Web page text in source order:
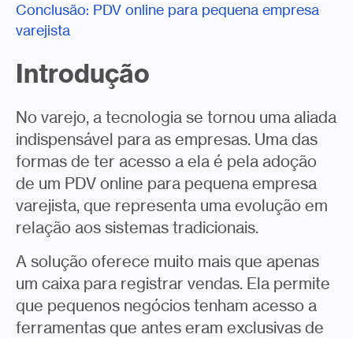
Conclusão: PDV online para pequena empresa
varejista
Introdução
No varejo, a tecnologia se tornou uma aliada
indispensável para as empresas. Uma das
formas de ter acesso a ela é pela adoção
de um PDV online para pequena empresa
varejista, que representa uma evolução em
relação aos sistemas tradicionais.
A solução oferece muito mais que apenas
um caixa para registrar vendas. Ela permite
que pequenos negócios tenham acesso a
ferramentas que antes eram exclusivas de